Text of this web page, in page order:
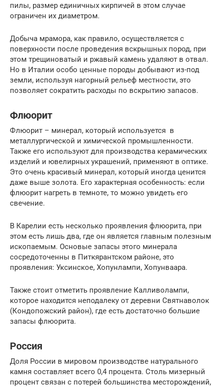
пилы, размер единичных кирпичей в этом случае
ограничен их диаметром.
Добыча мрамора, как правило, осуществляется с
поверхности после проведения вскрышных пород, при
этом трещиноватый и ржавый камень удаляют в отвал.
Но в Италии особо ценные породы добывают из-под
земли, используя нагорный рельеф местности, это
позволяет сократить расходы по вскрытию запасов.
Флюорит
Флюорит – минерал, который используется в
металлургической и химической промышленности.
Также его используют для производства керамических
изделий и ювелирных украшений, применяют в оптике.
Это очень красивый минерал, который иногда ценится
даже выше золота. Его характерная особенность: если
флюорит нагреть в темноте, то можно увидеть его
свечение.
В Карелии есть несколько проявления флюорита, при
этом есть лишь два, где он является главным полезным
ископаемым. Основые запасы этого минерала
сосредоточенны в Питкярантском районе, это
проявления: Уксинское, Хопунлампи, Хопунваара.
Также стоит отметить проявление Калливолампи,
которое находится неподалеку от деревни Святнаволок
(Кондопожский район), где есть достаточно большие
запасы флюорита.
Россия
Доля России в мировом производстве натурального
камня составляет всего 0,4 процента. Столь мизерный
процент связан с потерей большинства месторождений,